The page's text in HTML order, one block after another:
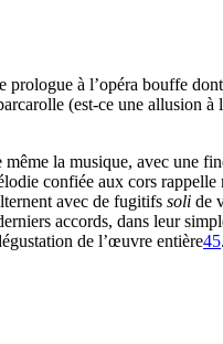
prologue à l’opéra bouffe
(est-ce une allusion à
la musique, avec une
confiée aux cors
avec de fugitifs soli de
accords, dans leur
de l’œuvre entière45